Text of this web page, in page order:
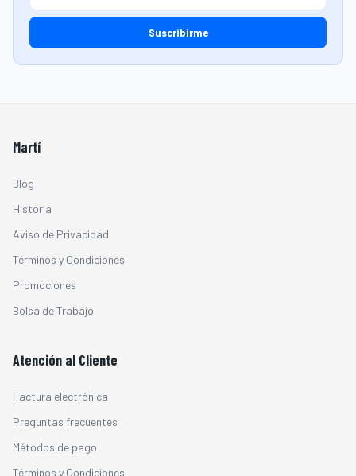
Suscribirme
Martí
Blog
Historia
Aviso de Privacidad
Términos y Condiciones
Promociones
Bolsa de Trabajo
Atención al Cliente
Factura electrónica
Preguntas frecuentes
Métodos de pago
Términos y Condiciones